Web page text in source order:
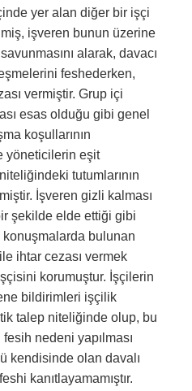
yer alan diğer bir işçi
işveren bunun üzerine
alarak, davacı
feshederken,
vermiştir. Grup içi
esas olduğu gibi genel
koşullarının
yöneticilerin eşit
tutumlarının
İşveren gizli kalması
şekilde elde ettiği gibi
konuşmalarda bulunan
ihtar cezası vermek
korumuştur. İşçilerin
bildirimleri işçilik
talep niteliğinde olup, bu
fesih nedeni yapılması
kendisinde olan davalı
kanıtlayamamıştır.